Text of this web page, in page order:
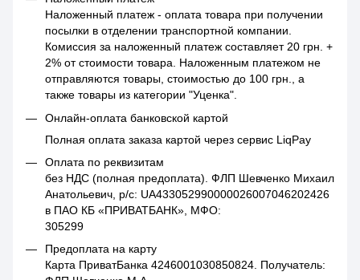
Наложенный платеж - оплата товара при получении
посылки в отделении транспортной компании.
Комиссия за наложенный платеж составляет 20 грн. +
2% от стоимости товара. Наложенным платежом не
отправляются товары, стоимостью до 100 грн., а
также товары из категории "Уценка".
Онлайн-оплата банковской картой
Полная оплата заказа картой через сервис LiqPay
Оплата по реквизитам
без НДС (полная предоплата). ФЛП Шевченко Михаил
Анатольевич, р/с: UA433052990000026007046202426
в ПАО КБ «ПРИВАТБАНК», МФО:
305299
Предоплата на карту
Карта ПриватБанка 4246001030850824. Получатель: